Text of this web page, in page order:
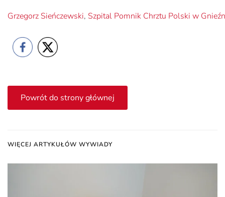
Grzegorz Sieńczewski, Szpital Pomnik Chrztu Polski w
Powrót do strony głównej
WIĘCEJ ARTYKUŁÓW WYWIADY